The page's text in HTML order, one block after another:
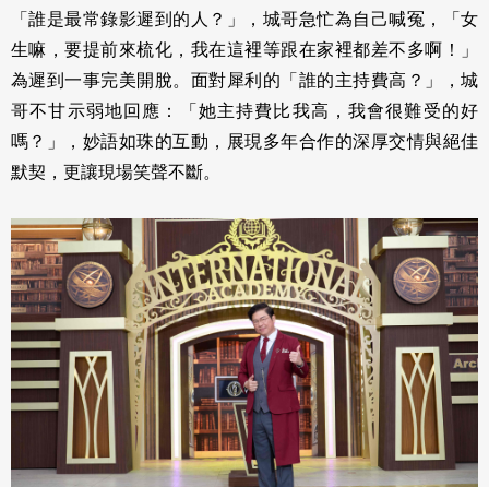
「誰是最常錄影遲到的人？」，城哥急忙為自己喊冤，「女
生嘛，要提前來梳化，我在這裡等跟在家裡都差不多啊！」
為遲到一事完美開脫。面對犀利的「誰的主持費高？」，城
哥不甘示弱地回應：「她主持費比我高，我會很難受的好
嗎？」，妙語如珠的互動，展現多年合作的深厚交情與絕佳
默契，更讓現場笑聲不斷。